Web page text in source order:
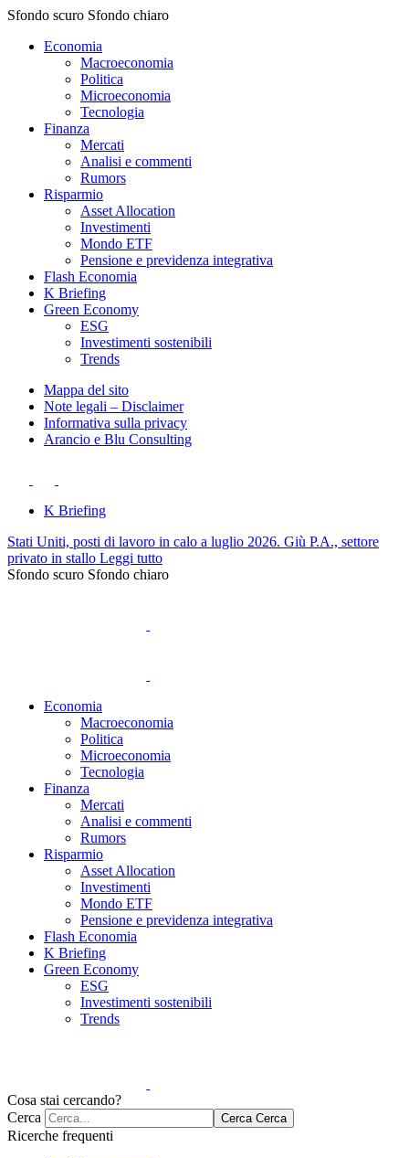
Sfondo scuro Sfondo chiaro
Economia
Macroeconomia
Politica
Microeconomia
Tecnologia
Finanza
Mercati
Analisi e commenti
Rumors
Risparmio
Asset Allocation
Investimenti
Mondo ETF
Pensione e previdenza integrativa
Flash Economia
K Briefing
Green Economy
ESG
Investimenti sostenibili
Trends
Mappa del sito
Note legali – Disclaimer
Informativa sulla privacy
Arancio e Blu Consulting
K Briefing
Stati Uniti, posti di lavoro in calo a luglio 2026. Giù P.A., settore
privato in stallo Leggi tutto
Sfondo scuro Sfondo chiaro
Economia
Macroeconomia
Politica
Microeconomia
Tecnologia
Finanza
Mercati
Analisi e commenti
Rumors
Risparmio
Asset Allocation
Investimenti
Mondo ETF
Pensione e previdenza integrativa
Flash Economia
K Briefing
Green Economy
ESG
Investimenti sostenibili
Trends
Cosa stai cercando?
Cerca
Cerca Cerca
Ricerche frequenti